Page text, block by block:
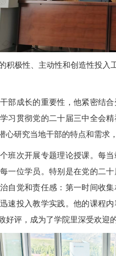
极性、主动性和创造性投入
成长的重要性，他紧密结合
习贯彻党的二十届三中全会
心研究当地干部的特点和需求
次开展专题理论授课。每当
一位学员。特别是在党的二
自觉和责任感：第一时间收
速投入教学实践。他的课程
好评，成为了学院里深受欢迎的